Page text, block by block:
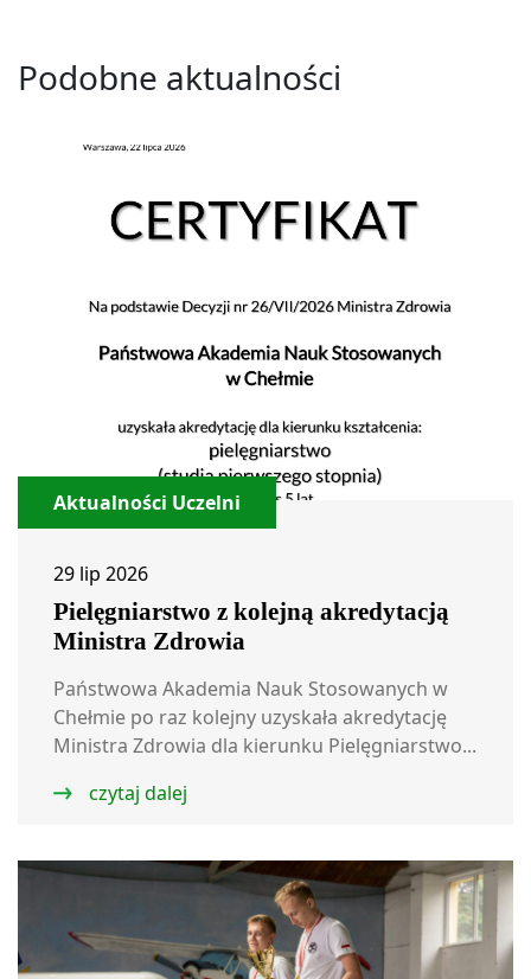
Podobne aktualności
Aktualności Uczelni
29 lip 2026
Pielęgniarstwo z kolejną akredytacją
Ministra Zdrowia
Państwowa Akademia Nauk Stosowanych w
Chełmie po raz kolejny uzyskała akredytację
Ministra Zdrowia dla kierunku Pielęgniarstwo...
czytaj dalej